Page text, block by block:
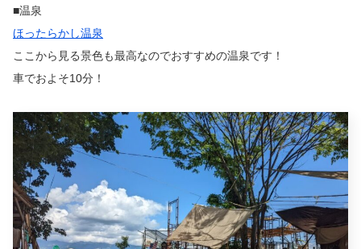
■温泉
ほったらかし温泉
ここから見る景色も最高なのでおすすめの温泉です！
車でおよそ10分！